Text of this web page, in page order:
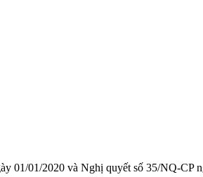
01/01/2020 và Nghị quyết số 35/NQ-